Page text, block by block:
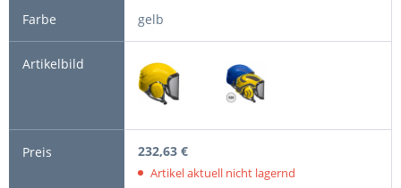
gelb
232,63 €
Artikel aktuell nicht lagernd